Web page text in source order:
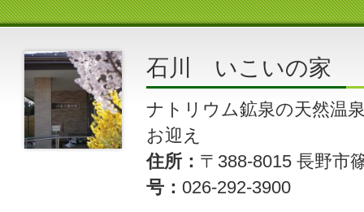
石川 いこいの家
ナトリウム鉱泉の天然温
お迎え
住所
〒388-8015 長野市
号
026-292-3900